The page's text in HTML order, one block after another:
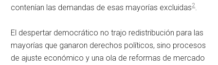
contenían las demandas de esas mayorías excluidas2.
El despertar democrático no trajo redistribución para las
mayorías que ganaron derechos políticos, sino procesos
de ajuste económico y una ola de reformas de mercado